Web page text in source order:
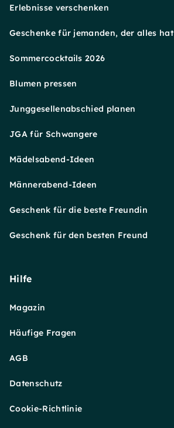
Erlebnisse verschenken
Geschenke für jemanden, der alles hat
Sommercocktails 2026
Blumen pressen
Junggesellenabschied planen
JGA für Schwangere
Mädelsabend-Ideen
Männerabend-Ideen
Geschenk für die beste Freundin
Geschenk für den besten Freund
Hilfe
Magazin
Häufige Fragen
AGB
Datenschutz
Cookie-Richtlinie